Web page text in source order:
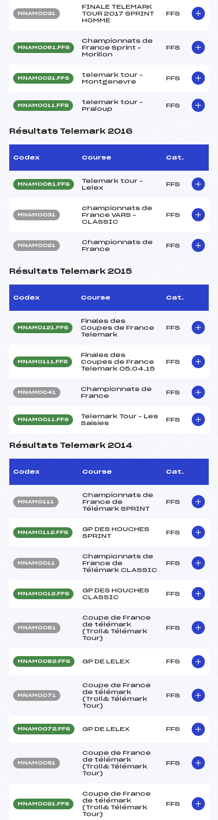
MNAM0031
FINALE TELEMARK
TOUR 2017 SPRINT
HOMME
FFS
MNAM0061.FFS
Championnats de
France Sprint –
Morillon
FFS
MNAM0021.FFS
telemark tour –
Montgenevre
FFS
MNAM0011.FFS
telemark tour –
Praloup
FFS
Résultats Telemark 2016
Codex Course Cat.
MNAM0061.FFS
Telemark tour –
Lelex
FFS
MNAM0031
championnats de
France VARS –
CLASSIC
FFS
MNAM0021
Championnats de
France
FFS
Résultats Telemark 2015
Codex Course Cat.
MNAM0121.FFS
Finales des
Coupes de France
Telemark
FFS
MNAM0111.FFS
Finales des
Coupes de France
Telemark 05.04.15
FFS
MNAM0041
Championnats de
France
FFS
MNAM0011.FFS
Telemark Tour – Les
Saisies
FFS
Résultats Telemark 2014
Codex Course Cat.
MNAM0111
Championnats de
France de
Télémark SPRINT
FFS
MNAM0112.FFS
GP DES HOUCHES
SPRINT
FFS
MNAM0011
Championnats de
France de
Télémark CLASSIC
FFS
MNAM0012.FFS
GP DES HOUCHES
CLASSIC
FFS
MNAM0081
Coupe de France
de télémark
(Troll& Télémark
Tour)
FFS
MNAM0082.FFS GP DE LELEX FFS
MNAM0071
Coupe de France
de télémark
(Troll& Télémark
Tour)
FFS
MNAM0072.FFS GP DE LELEX FFS
MNAM0051
Coupe de France
de télémark
(Troll& Télémark
Tour)
FFS
MNAM0021.FFS
Coupe de France
de télémark
(Troll& Télémark
Tour)
FFS